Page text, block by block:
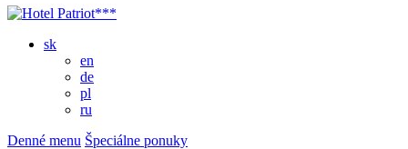
sk
en
de
pl
ru
Denné menu Špeciálne ponuky